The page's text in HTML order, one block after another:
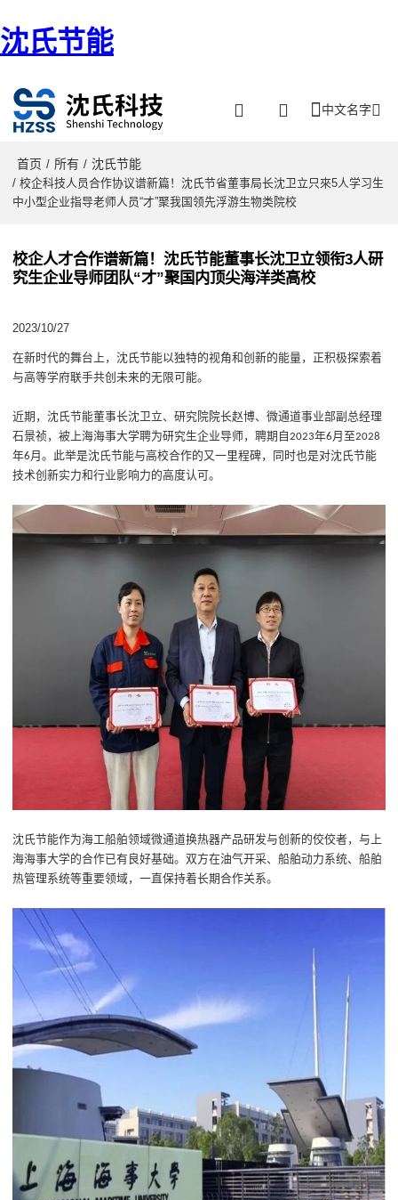
沈氏节能
中文名字
首页 / 所有 / 沈氏节能
/ 校企科技人员合作协议谱新篇！沈氏节省董事局长沈卫立只來5人学习生
中小型企业指导老师人员“才”聚我国领先浮游生物类院校
校企人才合作谱新篇！沈氏节能董事长沈卫立领衔3人研
究生企业导师团队“才”聚国内顶尖海洋类高校
2023/10/27
在新时代的舞台上，沈氏节能以独特的视角和创新的能量， 正积极探索着
与高等学府联手共创未来的无限可能。
近期，沈氏节能董事长沈卫立、研究院院长赵博、微通道事业部副总经理
石景祯，被上海海事大学聘为研究生企业导师，聘期自2023年6月至2028
年6月。 此举是沈氏节能与高校合作的 又一里程碑，同时也是对沈氏节能
技术创新实力和行业影响力的高度认可。
沈氏节能作为海工船舶领域微通道换热器产品研发与创新的佼佼者，与上
海海事大学的合作已有良好基础。双方在油气开采、船舶动力系统、船舶
热管理系统等重要领域，一直保持着长期合作关系。